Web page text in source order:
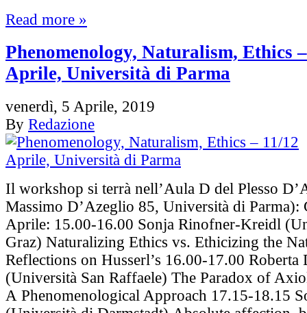
Read more »
Phenomenology, Naturalism, Ethics
Aprile, Università di Parma
venerdì, 5 Aprile, 2019
By Redazione
Il workshop si terrà nell’Aula D del Plesso
Massimo D’Azeglio 85, Università di
Aprile: 15.00-16.00 Sonja Rinofner-Kreidl
Graz) Naturalizing Ethics vs. Ethicizing the
Reflections on Husserl’s 16.00-17.00
(Università San Raffaele) The Paradox of
A Phenomenological Approach 17.15-18.15